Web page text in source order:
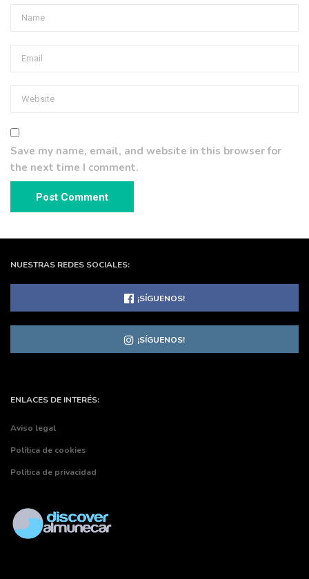
Save my name, email, and website in this browser for
the next time I comment.
NUESTRAS REDES SOCIALES:
¡SÍGUENOS!
¡SÍGUENOS!
ENLACES DE INTERÉS:
Aviso legal
Política de cookies
Política de privacidad